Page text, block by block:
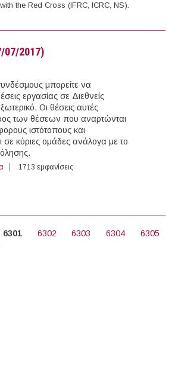
the Red Cross (IFRC, ICRC, NS).
of Red Cross and Red Crescent Societies (Athens)
07/2017)
μπορείτε να
εργασίας σε Διεθνείς
Οι θέσεις αυτές
των θέσεων που αναρτώνται
ιστότοπους και
σε κύριες ομάδες ανάλογα με το
για 42 θέσεις εργασίας σε Διεθνείς Οργανισμούς
1713 εμφανίσεις
6301 6302 6303 6304
6305